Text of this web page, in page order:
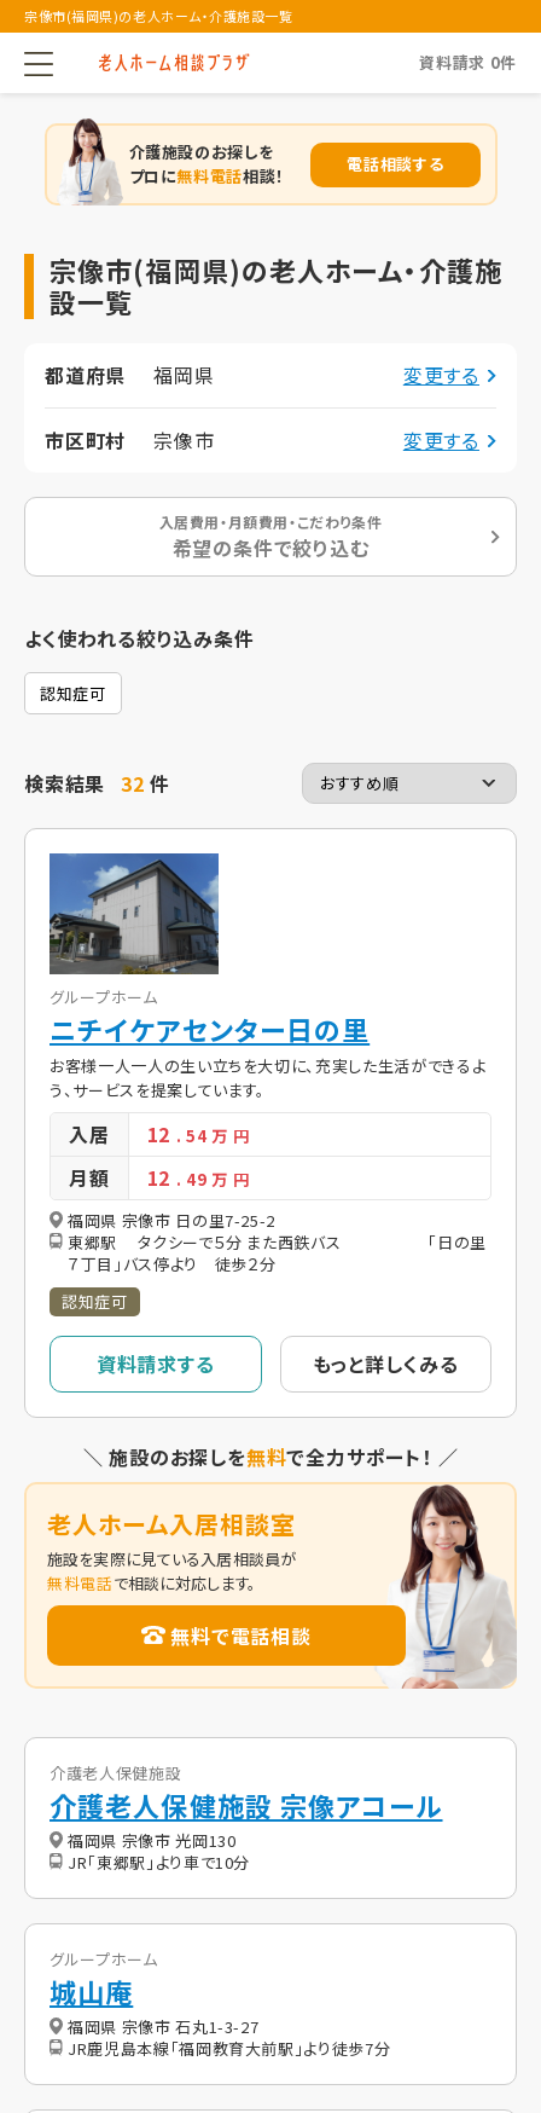
宗像市(福岡県)の老人ホーム・介護施設一覧
資料請求 0件
介護施設のお探しを
プロに無料電話相談！
電話相談する
宗像市(福岡県)の老人ホーム・介護施
設一覧
都道府県 福岡県 変更する
市区町村 宗像市 変更する
入居費用・月額費用・こだわり条件
希望の条件で絞り込む
よく使われる絞り込み条件
認知症可
検索結果 32件
グループホーム
ニチイケアセンター日の里
お客様一人一人の生い立ちを大切に、充実した生活ができるよ
う、サービスを提案しています。
入居 12 . 54万 円
月額 12 . 49万 円
福岡県 宗像市 日の里7-25-2
東郷駅 タクシーで５分 また西鉄バス 「日の里
７丁目」バス停より 徒歩２分
認知症可
資料請求する もっと詳しくみる
＼ 施設のお探しを無料で全力サポート！ ／
老人ホーム入居相談室
施設を実際に見ている入居相談員が
無料電話で相談に対応します。
無料で電話相談
介護老人保健施設
介護老人保健施設 宗像アコール
福岡県 宗像市 光岡130
JR「東郷駅」より車で10分
グループホーム
城山庵
福岡県 宗像市 石丸1-3-27
JR鹿児島本線「福岡教育大前駅」より徒歩7分